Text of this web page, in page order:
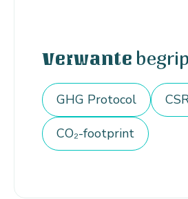
Verwante
GHG Protocol
CO₂-footprint